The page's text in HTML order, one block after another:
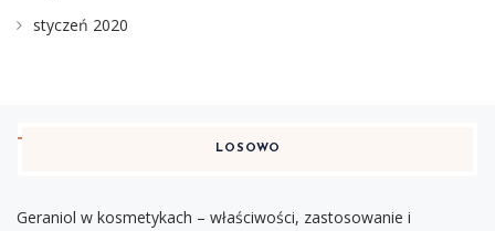
styczeń 2020
LOSOWO
Geraniol w kosmetykach – właściwości, zastosowanie i